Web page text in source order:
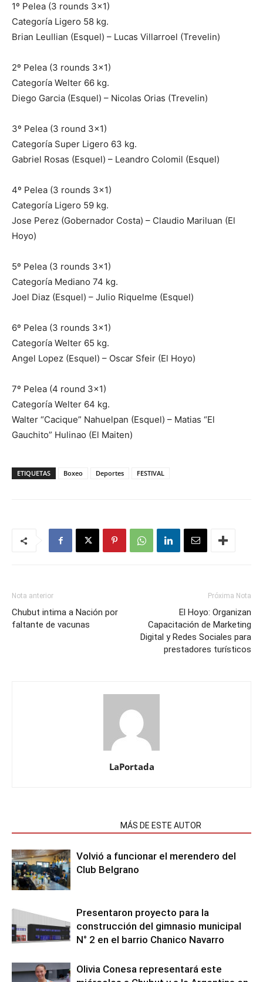
1º Pelea (3 rounds 3×1)
Categoría Ligero 58 kg.
Brian Leullian (Esquel) – Lucas Villarroel (Trevelin)
2º Pelea (3 rounds 3×1)
Categoría Welter 66 kg.
Diego Garcia (Esquel) – Nicolas Orias (Trevelin)
3º Pelea (3 round 3×1)
Categoría Super Ligero 63 kg.
Gabriel Rosas (Esquel) – Leandro Colomil (Esquel)
4º Pelea (3 rounds 3×1)
Categoría Ligero 59 kg.
Jose Perez (Gobernador Costa) – Claudio Mariluan (El
Hoyo)
5º Pelea (3 rounds 3×1)
Categoría Mediano 74 kg.
Joel Diaz (Esquel) – Julio Riquelme (Esquel)
6º Pelea (3 rounds 3×1)
Categoría Welter 65 kg.
Angel Lopez (Esquel) – Oscar Sfeir (El Hoyo)
7º Pelea (4 round 3×1)
Categoría Welter 64 kg.
Walter “Cacique” Nahuelpan (Esquel) – Matias “El
Gauchito” Hulinao (El Maiten)
ETIQUETAS Boxeo Deportes FESTIVAL
Nota anterior
Chubut intima a Nación por
faltante de vacunas
Próxima Nota
El Hoyo: Organizan
Capacitación de Marketing
Digital y Redes Sociales para
prestadores turísticos
LaPortada
MÁS DE ESTE AUTOR
Volvió a funcionar el merendero del
Club Belgrano
Presentaron proyecto para la
construcción del gimnasio municipal
N° 2 en el barrio Chanico Navarro
Olivia Conesa representará este